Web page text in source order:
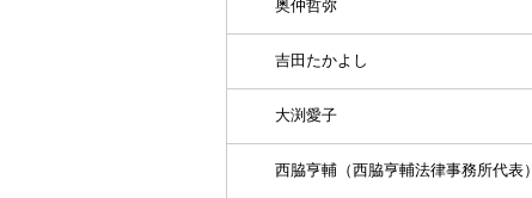
奥仲哲弥
吉田たかよし
大渕愛子
西脇亨輔（西脇亨輔法律事務所代表）